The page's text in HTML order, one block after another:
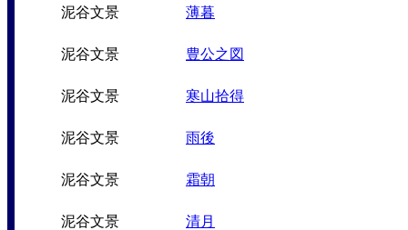
泥谷文景 薄暮
泥谷文景 豊公之図
泥谷文景 寒山拾得
泥谷文景 雨後
泥谷文景 霜朝
泥谷文景 清月